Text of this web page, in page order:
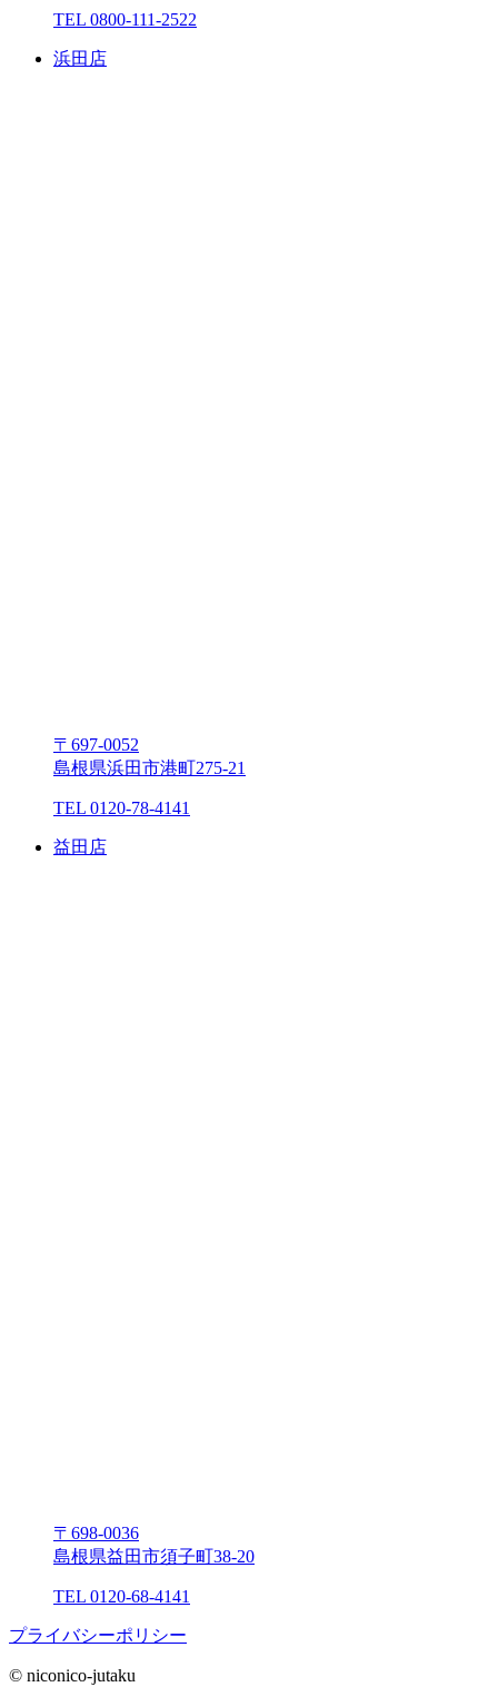
TEL 0800-111-2522
浜⽥店
〒697-0052
島根県浜⽥市港町275-21
TEL 0120-78-4141
益⽥店
〒698-0036
島根県益⽥市須⼦町38-20
TEL 0120-68-4141
プライバシーポリシー
© niconico-jutaku